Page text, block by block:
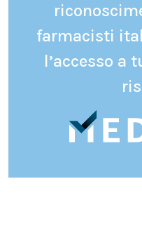
farmacisti
l’accesso a